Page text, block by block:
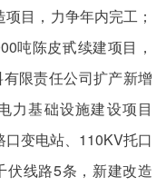
目，力争年内完工；
吨陈皮甙续建项目，
限责任公司扩产新增
力基础设施建设项目
口变电站、110KV托口
伏线路5条，新建改造